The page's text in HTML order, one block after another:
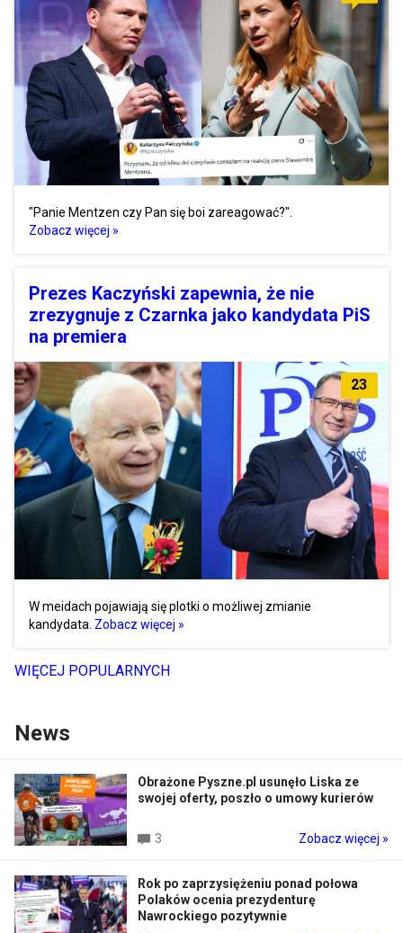
"Panie Mentzen czy Pan się boi zareagować?".
Zobacz więcej »
Prezes Kaczyński zapewnia, że nie
zrezygnuje z Czarnka jako kandydata PiS
na premiera
23
W meidach pojawiają się plotki o możliwej zmianie
kandydata. Zobacz więcej »
WIĘCEJ POPULARNYCH
News
Obrażone Pyszne.pl usunęło Liska ze
swojej oferty, poszło o umowy kurierów
3 Zobacz więcej »
Rok po zaprzysiężeniu ponad połowa
Polaków ocenia prezydenturę
Nawrockiego pozytywnie